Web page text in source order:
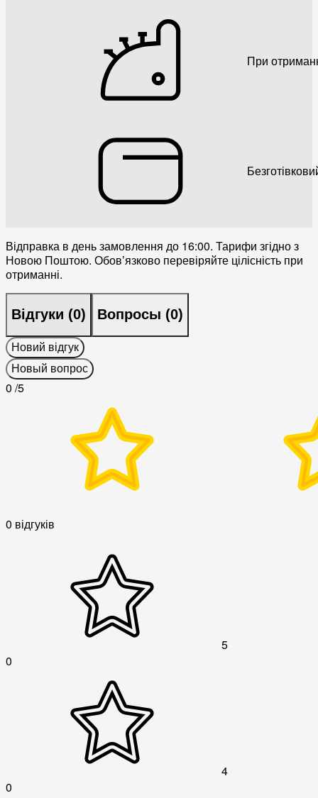
При
Відправка в день замовлення до 16:00. Тарифи згідно з
Новою Поштою. Обовʼязково перевіряйте цілісність при
отриманні.
Відгуки (0) Вопросы (0)
Новий відгук
Новый вопрос
0 /5
0 відгуків
5
0
4
0